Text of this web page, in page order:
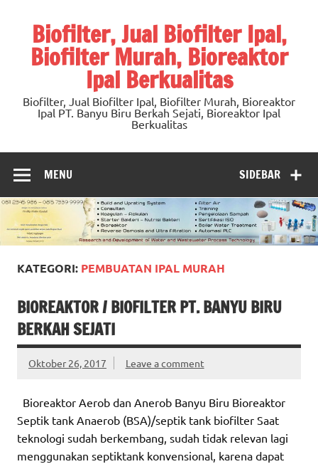
contentBiofilter, Jual Biofilter Ipal,
Biofilter Murah, Bioreaktor
Ipal Berkualitas
Biofilter, Jual Biofilter Ipal, Biofilter Murah, Bioreaktor
Ipal PT. Banyu Biru Berkah Sejati, Bioreaktor Ipal
Berkualitas
SIDEBAR
MENU
KATEGORI: PEMBUATAN IPAL MURAH
BIOREAKTOR / BIOFILTER PT. BANYU BIRU
BERKAH SEJATI
Oktober 26, 2017 Leave a comment
Bioreaktor Aerob dan Anerob Banyu Biru Bioreaktor
Septik tank Anaerob (BSA)/septik tank biofilter Saat
teknologi sudah berkembang, sudah tidak relevan lagi
menggunakan septiktank konvensional, karena dapat